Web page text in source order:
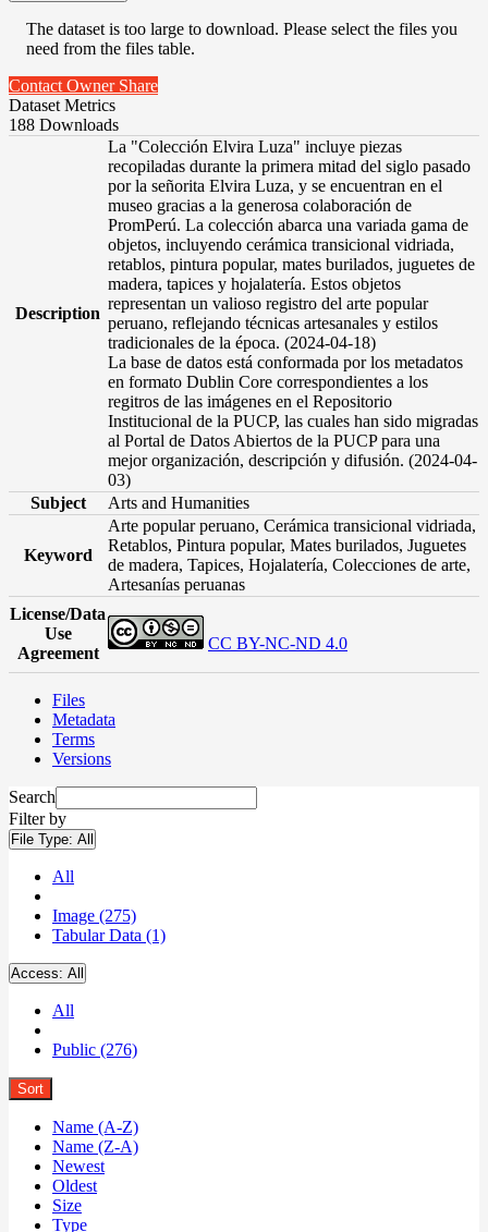
The dataset is too large to download. Please select the files you
need from the files table.
Contact Owner Share
Dataset Metrics
188 Downloads
Description
La "Colección Elvira Luza" incluye piezas
recopiladas durante la primera mitad del siglo pasado
por la señorita Elvira Luza, y se encuentran en el
museo gracias a la generosa colaboración de
PromPerú. La colección abarca una variada gama de
objetos, incluyendo cerámica transicional vidriada,
retablos, pintura popular, mates burilados, juguetes de
madera, tapices y hojalatería. Estos objetos
representan un valioso registro del arte popular
peruano, reflejando técnicas artesanales y estilos
tradicionales de la época. (2024-04-18)
La base de datos está conformada por los metadatos
en formato Dublin Core correspondientes a los
regitros de las imágenes en el Repositorio
Institucional de la PUCP, las cuales han sido migradas
al Portal de Datos Abiertos de la PUCP para una
mejor organización, descripción y difusión. (2024-04-
03)
Subject
Arts and Humanities
Keyword
Arte popular peruano, Cerámica transicional vidriada,
Retablos, Pintura popular, Mates burilados, Juguetes
de madera, Tapices, Hojalatería, Colecciones de arte,
Artesanías peruanas
License/Data
Use
Agreement
CC BY-NC-ND 4.0
Files
Metadata
Terms
Versions
Search
Filter by
File Type: All
All
Image (275)
Tabular Data (1)
Access: All
All
Public (276)
Sort
Name (A-Z)
Name (Z-A)
Newest
Oldest
Size
Type